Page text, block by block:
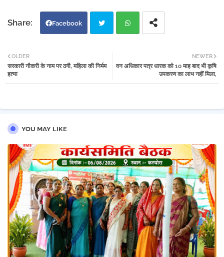
Facebook
tter atsa
NEWER
वन अधिकार पत्र धारक को 10 माह बाद भी कृषि
उपकरण का लाभ नहीं मिला,
OLDER
सरकारी नौकरी के नाम पर ठगी, महिला की निर्मम
हत्या
YOU MAY LIKE